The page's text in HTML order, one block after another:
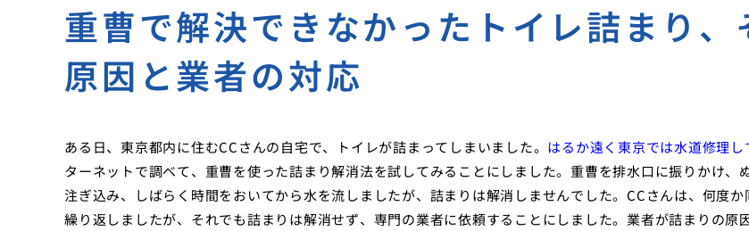
重曹で解決できなかったトイレ詰まり、
原因と業者の対応
ある日、東京都内に住むCCさんの自宅で、トイレが詰まってしまいました。 はるか遠く東京では水道修理し
ターネットで調べて、重曹を使った詰まり解消法を試してみることにしました。重曹を排水口に振りかけ、
注ぎ込み、しばらく時間をおいてから水を流しましたが、詰まりは解消しませんでした。CCさんは、何度か
繰り返しましたが、それでも詰まりは解消せず、専門の業者に依頼することにしました。業者が詰まりの原